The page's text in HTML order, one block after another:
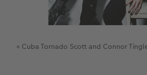
« Cuba Tornado Scott and Connor